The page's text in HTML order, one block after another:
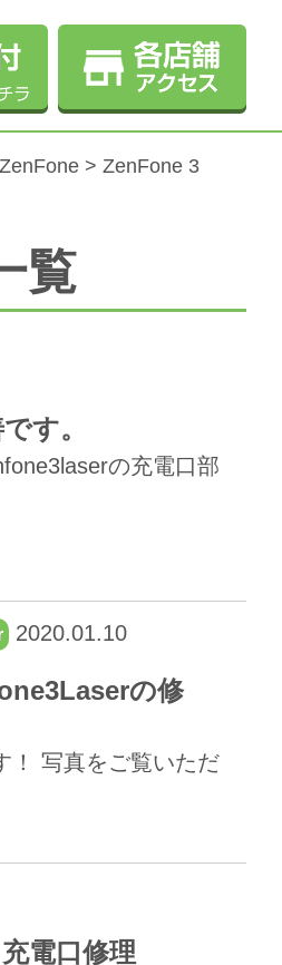
ZenFone > ZenFone 3
覧
す。
の充電口部
2020.01.10
の修
！ 写真をご覧いただ
電口修理